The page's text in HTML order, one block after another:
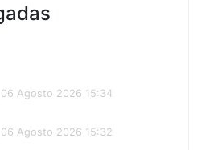
Agosto 2026 15:34
Agosto 2026 15:32